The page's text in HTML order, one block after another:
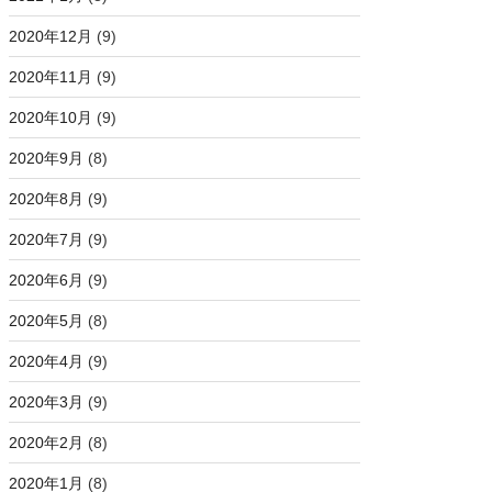
2020年12月 (9)
2020年11月 (9)
2020年10月 (9)
2020年9月 (8)
2020年8月 (9)
2020年7月 (9)
2020年6月 (9)
2020年5月 (8)
2020年4月 (9)
2020年3月 (9)
2020年2月 (8)
2020年1月 (8)